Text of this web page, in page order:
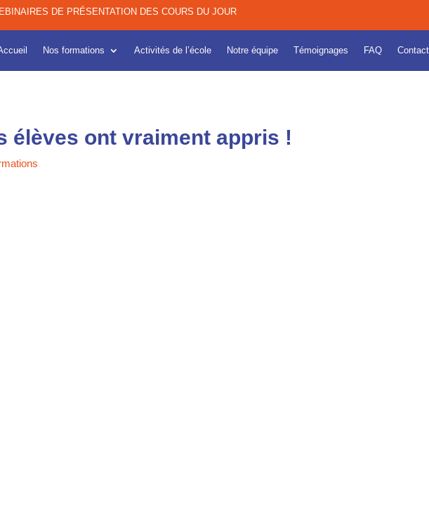
DE PRÉSENTATION DES COURS DU JOUR
Nos formations Activités de l’école Notre équipe Témoignages FAQ Contact
élèves ont vraiment appris !